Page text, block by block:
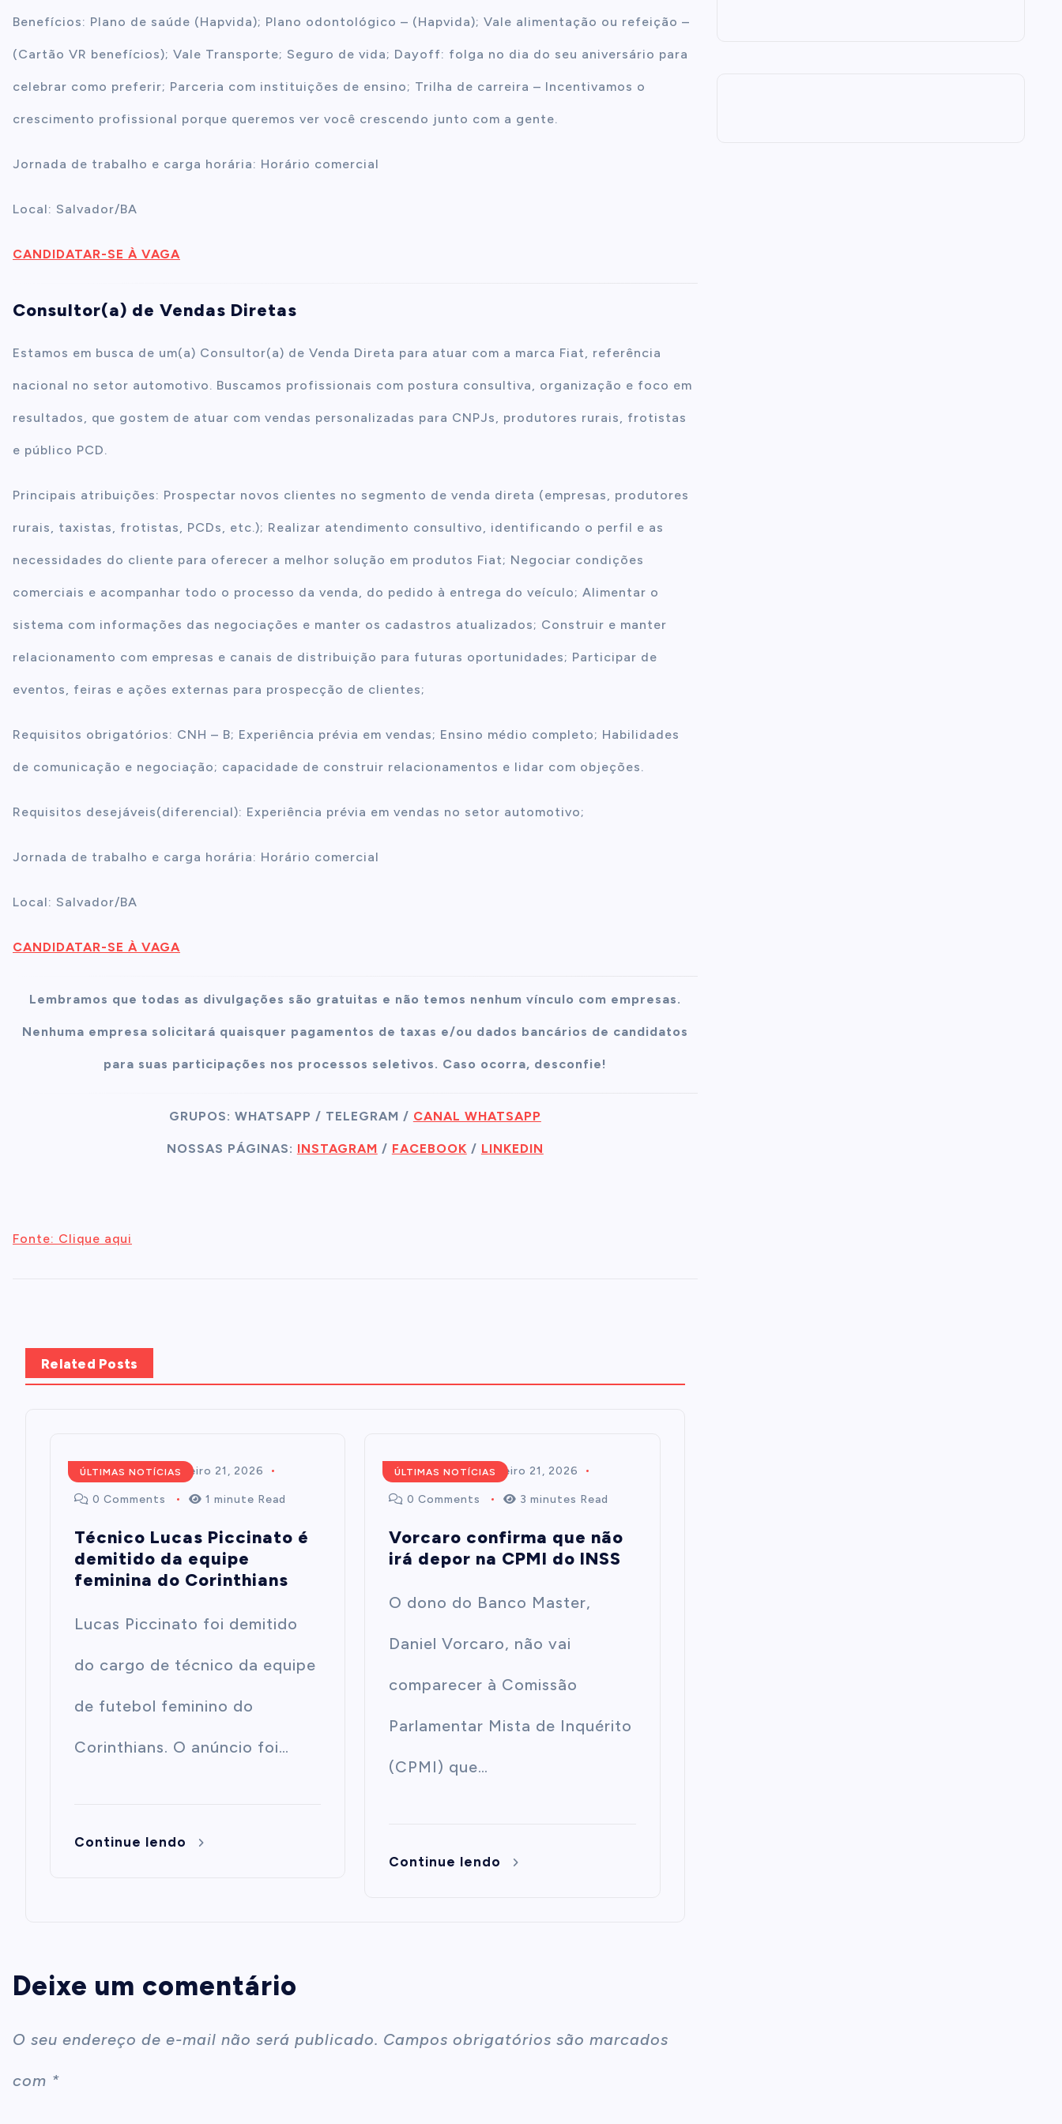
Benefícios: Plano de saúde (Hapvida); Plano odontológico – (Hapvida); Vale alimentação ou refeição –
(Cartão VR benefícios); Vale Transporte; Seguro de vida; Dayoff: folga no dia do seu aniversário para
celebrar como preferir; Parceria com instituições de ensino; Trilha de carreira – Incentivamos o
crescimento profissional porque queremos ver você crescendo junto com a gente.
Jornada de trabalho e carga horária: Horário comercial
Local: Salvador/BA
CANDIDATAR-SE À VAGA
Consultor(a) de Vendas Diretas
Estamos em busca de um(a) Consultor(a) de Venda Direta para atuar com a marca Fiat, referência
nacional no setor automotivo. Buscamos profissionais com postura consultiva, organização e foco em
resultados, que gostem de atuar com vendas personalizadas para CNPJs, produtores rurais, frotistas
e público PCD.
Principais atribuições: Prospectar novos clientes no segmento de venda direta (empresas, produtores
rurais, taxistas, frotistas, PCDs, etc.); Realizar atendimento consultivo, identificando o perfil e as
necessidades do cliente para oferecer a melhor solução em produtos Fiat; Negociar condições
comerciais e acompanhar todo o processo da venda, do pedido à entrega do veículo; Alimentar o
sistema com informações das negociações e manter os cadastros atualizados; Construir e manter
relacionamento com empresas e canais de distribuição para futuras oportunidades; Participar de
eventos, feiras e ações externas para prospecção de clientes;
Requisitos obrigatórios: CNH – B; Experiência prévia em vendas; Ensino médio completo; Habilidades
de comunicação e negociação; capacidade de construir relacionamentos e lidar com objeções.
Requisitos desejáveis(diferencial): Experiência prévia em vendas no setor automotivo;
Jornada de trabalho e carga horária: Horário comercial
Local: Salvador/BA
CANDIDATAR-SE À VAGA
Lembramos que todas as divulgações são gratuitas e não temos nenhum vínculo com empresas.
Nenhuma empresa solicitará quaisquer pagamentos de taxas e/ou dados bancários de candidatos
para suas participações nos processos seletivos. Caso ocorra, desconfie!
GRUPOS: WHATSAPP / TELEGRAM / CANAL WHATSAPP
NOSSAS PÁGINAS: INSTAGRAM / FACEBOOK / LINKEDIN
Fonte: Clique aqui
Related Posts
ÚLTIMAS NOTÍCIAS
Redação fevereiro 21, 2026
0 Comments 1 minute Read
Técnico Lucas Piccinato é
demitido da equipe
feminina do Corinthians
Lucas Piccinato foi demitido
do cargo de técnico da equipe
de futebol feminino do
Corinthians. O anúncio foi…
Continue lendo
ÚLTIMAS NOTÍCIAS
Redação fevereiro 21, 2026
0 Comments 3 minutes Read
Vorcaro confirma que não
irá depor na CPMI do INSS
O dono do Banco Master,
Daniel Vorcaro, não vai
comparecer à Comissão
Parlamentar Mista de Inquérito
(CPMI) que…
Continue lendo
Deixe um comentário
O seu endereço de e-mail não será publicado. Campos obrigatórios são marcados
com *